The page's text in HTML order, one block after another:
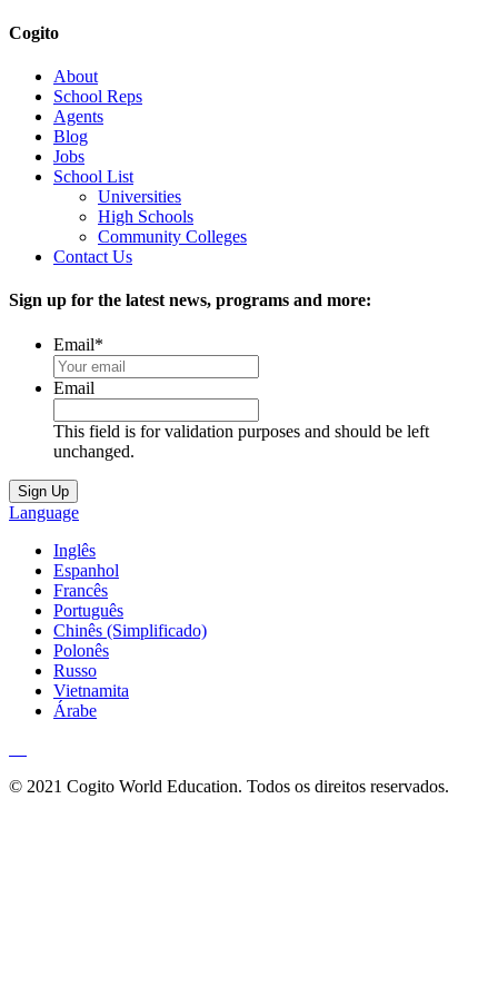
Cogito
About
School Reps
Agents
Blog
Jobs
School List
Universities
High Schools
Community Colleges
Contact Us
Sign up for the latest news, programs and more:
Email*
Email
This field is for validation purposes and should be left
unchanged.
Language
Inglês
Espanhol
Francês
Português
Chinês (Simplificado)
Polonês
Russo
Vietnamita
Árabe
© 2021 Cogito World Education. Todos os direitos reservados.